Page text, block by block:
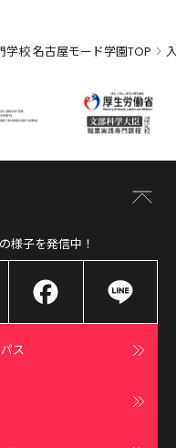
校 名古屋モード学園TOP
様子を発信中！
ス